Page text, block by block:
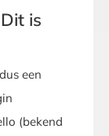
is
een
(bekend